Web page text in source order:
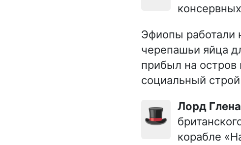
Эфиопы работали
черепашьи яйца
прибыл на
социальный
🎩 Лорд
корабле